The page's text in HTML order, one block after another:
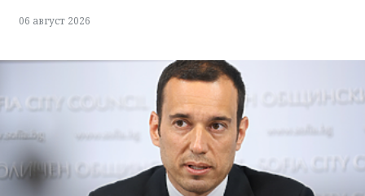
06 август 2026